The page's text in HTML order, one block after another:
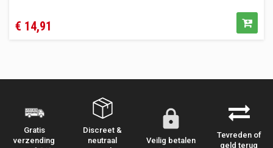
€ 14,91
Gratis
verzending
Discreet &
neutraal
Veilig betalen
Tevreden of
geld terug